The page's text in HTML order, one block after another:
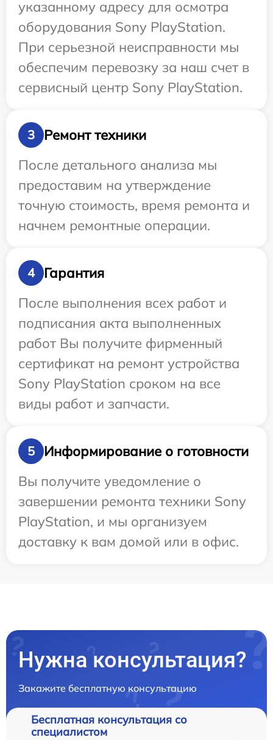
указанному адресу для осмотра
оборудования Sony PlayStation.
При серьезной неисправности мы
обеспечим перевозку за наш счет в
сервисный центр Sony PlayStation.
3
Ремонт техники
После детального анализа мы
предоставим на утверждение
точную стоимость, время ремонта и
начнем ремонтные операции.
4
Гарантия
После выполнения всех работ и
подписания акта выполненных
работ Вы получите фирменный
сертификат на ремонт устройства
Sony PlayStation сроком на все
виды работ и запчасти.
5
Информирование о готовности
Вы получите уведомление о
завершении ремонта техники Sony
PlayStation, и мы организуем
доставку к вам домой или в офис.
Нужна консультация?
Закажите бесплатную консультацию
Бесплатная консультация со
специалистом